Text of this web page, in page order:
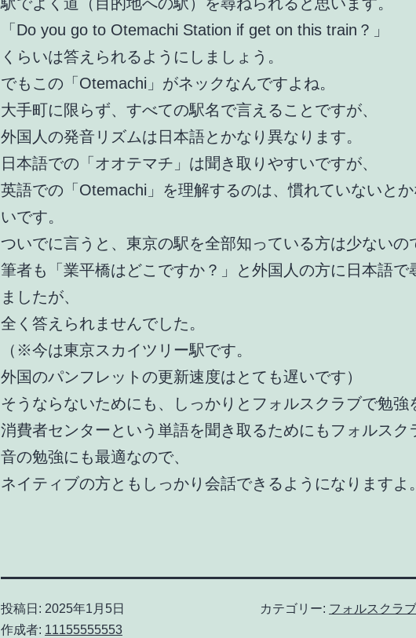
「Do you go to Otemachi Station if get on this train？」
くらいは答えられるようにしましょう。
でもこの「Otemachi」がネックなんですよね。
大手町に限らず、すべての駅名で言えることですが、
外国人の発音リズムは日本語とかなり異なります。
日本語での「オオテマチ」は聞き取りやすいですが、
英語での「Otemachi」を理解するのは、慣れていないとか
いです。
ついでに言うと、東京の駅を全部知っている方は少ないの
筆者も「業平橋はどこですか？」と外国人の方に日本語で
ましたが、
全く答えられませんでした。
（※今は東京スカイツリー駅です。
外国のパンフレットの更新速度はとても遅いです）
そうならないためにも、しっかりとフォルスクラブで勉強
消費者センターという単語を聞き取るためにもフォルスク
音の勉強にも最適なので、
ネイティブの方ともしっかり会話できるようになりますよ。
投稿日: 2025年1月5日
作成者: 11155555553
カテゴリー: フォルスクラブ